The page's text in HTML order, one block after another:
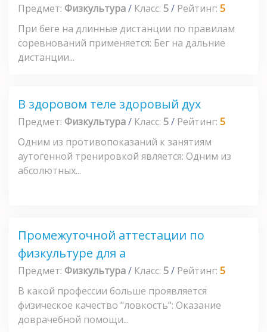
Предмет: Физкультура/ Класс: 5/ Рейтинг: 5
При беге на длинные дистанции по правилам
соревнований применяется: Бег на дальние
дистанции...
В здоровом теле здоровый дух
Предмет: Физкультура/ Класс: 5/ Рейтинг: 5
Одним из противопоказаний к занятиям
аутогенной тренировкой является: Одним из
абсолютных...
Промежуточной аттестации по
физкультуре для а
Предмет: Физкультура/ Класс: 5/ Рейтинг: 5
В какой профессии больше проявляется
физическое качество "ловкость": Оказание
доврачебной помощи...